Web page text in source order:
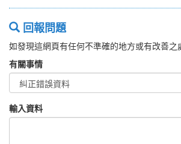
回報問題
如發現這網頁有任何不準確的地方或有改善之
有關事情
輸入資料